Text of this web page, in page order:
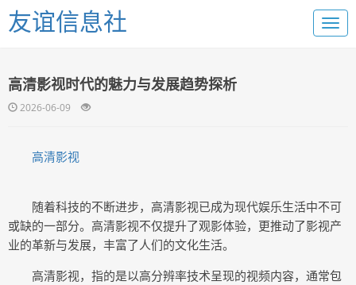
友谊信息社
高清影视时代的魅力与发展趋势探析
2026-06-09
高清影视
随着科技的不断进步，高清影视已成为现代娱乐生活中不可
或缺的一部分。高清影视不仅提升了观影体验，更推动了影视产
业的革新与发展，丰富了人们的文化生活。
高清影视，指的是以高分辨率技术呈现的视频内容，通常包